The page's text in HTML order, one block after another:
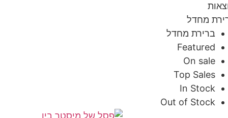
מחדל
ברירת מחדל
Featured
On sale
Top Sales
In Stock
Out of Stock